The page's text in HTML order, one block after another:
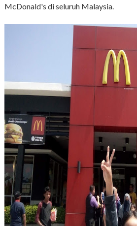
McDonald's di seluruh Malaysia.